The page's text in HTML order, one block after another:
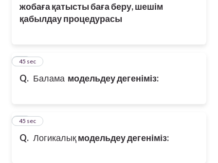
жобаға қатысты баға беру, шешім
қабылдау процедурасы
Q. Балама модельдеу дегеніміз:
34
45 sec
Q. Логикалықмодельдеу дегеніміз:
35
45 sec